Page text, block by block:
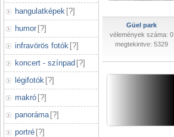
hangulatképek [?]
humor [?]
infravörös fotók [?]
koncert - színpad [?]
légifotók [?]
makró [?]
panoráma [?]
portré [?]
Güel park
vélemények száma: 0
megtekintve: 5329